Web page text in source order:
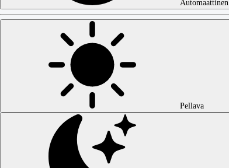
Automaattinen
Pellava